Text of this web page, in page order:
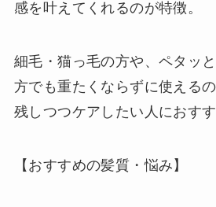
感を叶えてくれるのが特徴。
細毛・猫っ毛の方や、ペタッ
方でも重たくならずに使える
残しつつケアしたい人におす
【おすすめの髪質・悩み】